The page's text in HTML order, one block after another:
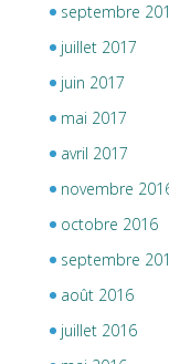
septembre
juillet 2017
juin 2017
mai 2017
avril 2017
novembre
octobre 2016
septembre
août 2016
juillet 2016